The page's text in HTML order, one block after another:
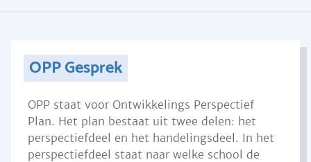
OPP Gesprek
OPP staat voor Ontwikkelings Perspectief
Plan. Het plan bestaat uit twee delen: het
perspectiefdeel en het handelingsdeel. In het
perspectiefdeel staat naar welke school de